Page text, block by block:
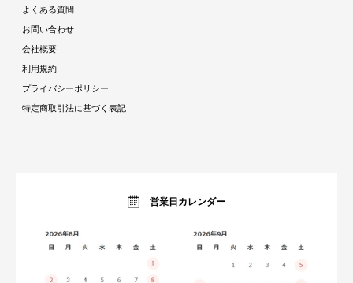
ソファ・クッション
チェア・座椅子
デスク
ミラー・ドレッサー
パーテーション・衝立
ベッド・寝具
よくある質問
お問い合わせ
会社概要
利用規約
プライバシーポリシー
特定商取引法に基づく表記
営業日カレンダー